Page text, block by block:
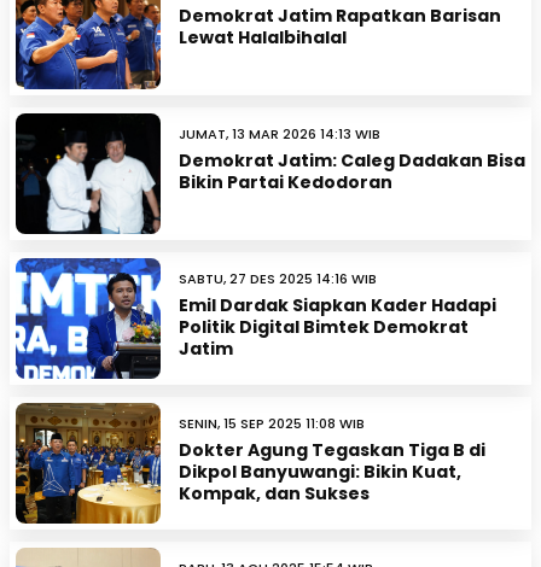
Demokrat Jatim Rapatkan Barisan
Lewat Halalbihalal
JUMAT, 13 MAR 2026 14:13 WIB
Demokrat Jatim: Caleg Dadakan Bisa
Bikin Partai Kedodoran
SABTU, 27 DES 2025 14:16 WIB
Emil Dardak Siapkan Kader Hadapi
Politik Digital Bimtek Demokrat
Jatim
SENIN, 15 SEP 2025 11:08 WIB
Dokter Agung Tegaskan Tiga B di
Dikpol Banyuwangi: Bikin Kuat,
Kompak, dan Sukses